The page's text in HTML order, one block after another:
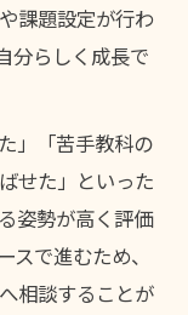
課題設定が行わ
分らしく成長で
」「苦手教科の
せた」といった
姿勢が高く評価
で進むため、
相談することが